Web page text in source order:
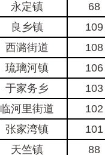
永定镇 68
良乡镇
109
西潞街道
108
琉璃河镇 106
于家务乡
103
临河里街道
102
张家湾镇 101
天竺镇
88